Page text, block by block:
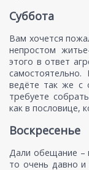
Суббота
Вам хочется
непростом
этого в ответ
ведёте так же с
требуете
как в пословице,
Воскресенье
Дали обещание –
то очень давно и